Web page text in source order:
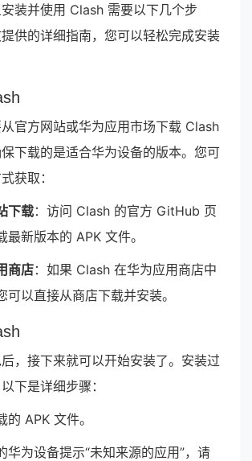
装并使用 Clash 需要以下几个步
供的详细指南，您可以轻松完成安装
官方网站或华为应用市场下载 Clash
下载的是适合华为设备的版本。您可
获取：
下载：访问 Clash 的官方 GitHub 页
最新版本的 APK 文件。
商店：如果 Clash 在华为应用商店中
可以直接从商店下载并安装。
，接下来就可以开始安装了。安装过
下是详细步骤：
的 APK 文件。
华为设备提示“未知来源的应用”，请